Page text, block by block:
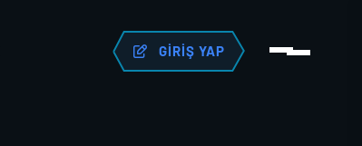
GIRIŞ YAP